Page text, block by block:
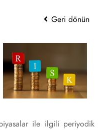
Geri dönün
ile ilgili periyodik